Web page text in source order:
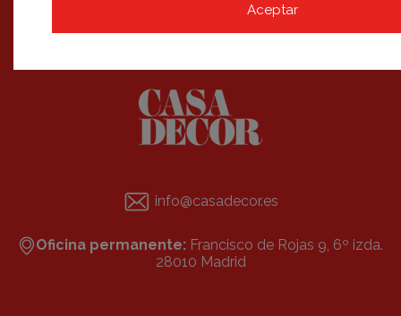
Aceptar
SUSCRIBIRME
info@casadecor.es
Oficina permanente: Francisco de Rojas 9, 6º izda.
28010 Madrid